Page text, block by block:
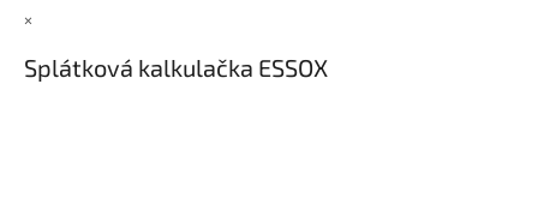
×
Splátková kalkulačka ESSOX